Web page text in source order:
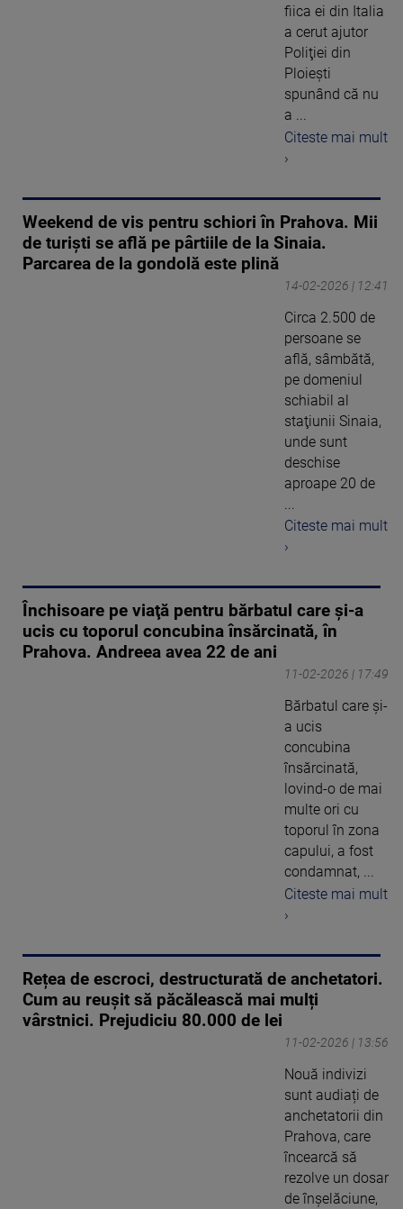
fiica ei din Italia
a cerut ajutor
Poliţiei din
Ploieşti
spunând că nu
a ...
Citeste mai mult
›
Weekend de vis pentru schiori în Prahova. Mii
de turişti se află pe pârtiile de la Sinaia.
Parcarea de la gondolă este plină
14-02-2026 | 12:41
Circa 2.500 de
persoane se
află, sâmbătă,
pe domeniul
schiabil al
staţiunii Sinaia,
unde sunt
deschise
aproape 20 de
Citeste mai mult
›
Închisoare pe viaţă pentru bărbatul care şi-a
ucis cu toporul concubina însărcinată, în
Prahova. Andreea avea 22 de ani
11-02-2026 | 17:49
Bărbatul care şi-
a ucis
concubina
însărcinată,
lovind-o de mai
multe ori cu
toporul în zona
capului, a fost
condamnat, ...
Citeste mai mult
›
Rețea de escroci, destructurată de anchetatori.
Cum au reușit să păcălească mai mulți
vârstnici. Prejudiciu 80.000 de lei
11-02-2026 | 13:56
Nouă indivizi
sunt audiați de
anchetatorii din
Prahova, care
încearcă să
rezolve un dosar
de înşelăciune,